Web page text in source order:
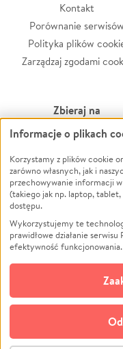
Kontakt
Porównanie serwisów
Polityka plików
Zarządzaj zgodami
Zbieraj na
Leczenie
Zwierzęta
Pożar
Ukraina
Pomoc Finansowa
Projekty
Pogrzeb
Społeczność lokalna
Kultura
Informacje o plikach
Korzystamy z plików cookie
zarówno własnych, jak i
przechowywanie informacji
(takiego jak np. laptop,
dostępu.
Wykorzystujemy te
prawidłowe działanie
efektywność funkcjonowania.
technologii do celów
zgodę na ich stosowanie lub
możliwość zmiany swoich
do której link znajdziesz w
cookie wykorzystywane są w